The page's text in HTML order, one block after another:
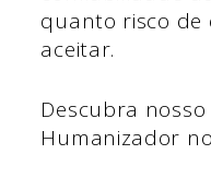
quanto risco de
aceitar.
Descubra
Humanizador